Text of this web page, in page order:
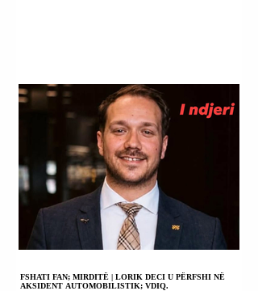
FSHATI FAN; MIRDITË | LORIK DECI U PËRFSHI NË
AKSIDENT AUTOMOBILISTIK; VDIQ.